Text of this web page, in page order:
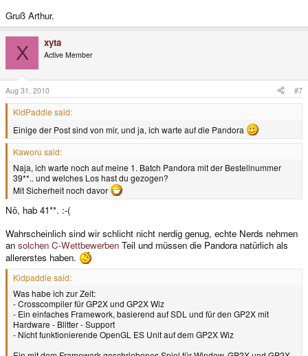
Gruß Arthur.
X xyta
Active Member
Aug 31, 2010 #7
KidPaddle said:
Einige der Post sind von mir, und ja, ich warte auf die Pandora
Kaworu said:
Naja, ich warte noch auf meine 1. Batch Pandora mit der Bestellnummer
39**.. und welches Los hast du gezogen?
Mit Sicherheit noch davor
Nö, hab 41**. :-(
Wahrscheinlich sind wir schlicht nicht nerdig genug, echte Nerds nehmen
an solchen C-Wettbewerben Teil und müssen die Pandora natürlich als
allererstes haben.
Kidpaddle said:
Was habe ich zur Zeit:
- Crosscompiler für GP2X und GP2X Wiz
- Ein einfaches Framework, basierend auf SDL und für den GP2X mit
Hardware - Blitter - Support
- Nicht funktionierende OpenGL ES Unit auf dem GP2X Wiz